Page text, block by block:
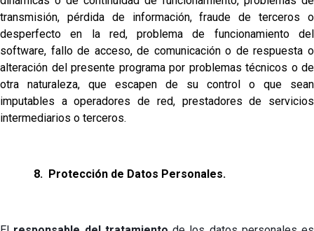
transmisión, pérdida de información, fraude de terceros o
desperfecto en la red, problema de funcionamiento del
software, fallo de acceso, de comunicación o de respuesta o
alteración del presente programa por problemas técnicos o de
otra naturaleza, que escapen de su control o que sean
imputables a operadores de red, prestadores de servicios
intermediarios o terceros.
8. Protección de Datos Personales.